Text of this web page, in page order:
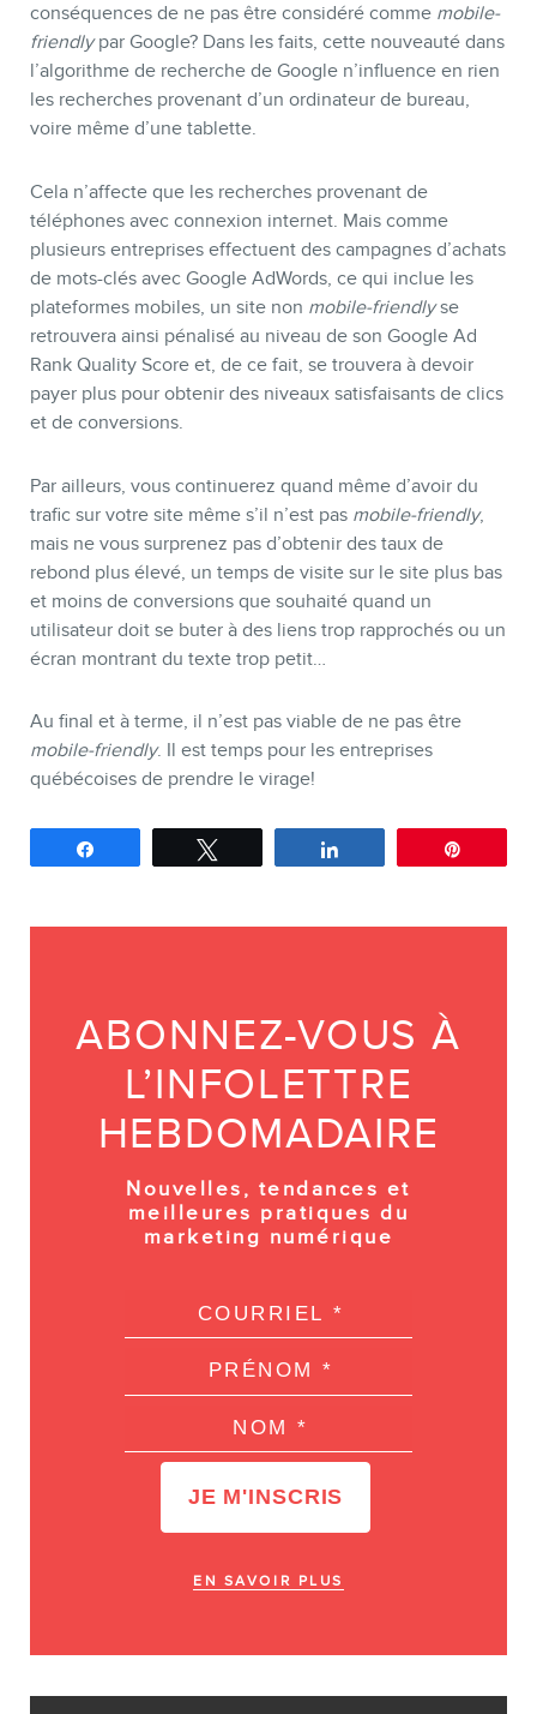
conséquences de ne pas être considéré comme mobile-
friendlypar Google? Dans les faits, cette nouveauté dans
l’algorithme de recherche de Google n’influence en rien
les recherches provenant d’un ordinateur de bureau,
voire même d’une tablette.
Cela n’affecte que les recherches provenant de
téléphones avec connexion internet. Mais comme
plusieurs entreprises effectuent des campagnes d’achats
de mots-clés avec Google AdWords, ce qui inclue les
plateformes mobiles, un site non mobile-friendlyse
retrouvera ainsi pénalisé au niveau de son Google Ad
Rank Quality Score et, de ce fait, se trouvera à devoir
payer plus pour obtenir des niveaux satisfaisants de clics
et de conversions.
Par ailleurs, vous continuerez quand même d’avoir du
trafic sur votre site même s’il n’est pas mobile-friendly,
mais ne vous surprenez pas d’obtenir des taux de
rebond plus élevé, un temps de visite sur le site plus bas
et moins de conversions que souhaité quand un
utilisateur doit se buter à des liens trop rapprochés ou un
écran montrant du texte trop petit…
Au final et à terme, il n’est pas viable de ne pas être
mobile-friendly. Il est temps pour les entreprises
québécoises de prendre le virage!
ABONNEZ-VOUS À
L’INFOLETTRE
HEBDOMADAIRE
Nouvelles, tendances et
meilleures pratiques du
marketing numérique
EN SAVOIR PLUS